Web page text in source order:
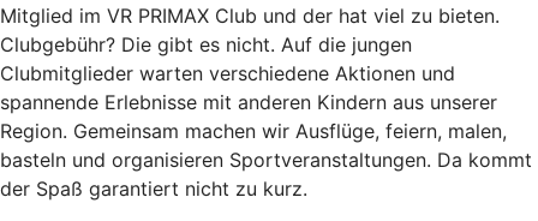
Mitglied im VR PRIMAX Club und der hat viel zu bieten.
Clubgebühr? Die gibt es nicht. Auf die jungen
Clubmitglieder warten verschiedene Aktionen und
spannende Erlebnisse mit anderen Kindern aus unserer
Region. Gemeinsam machen wir Ausflüge, feiern, malen,
basteln und organisieren Sportveranstaltungen. Da kommt
der Spaß garantiert nicht zu kurz.